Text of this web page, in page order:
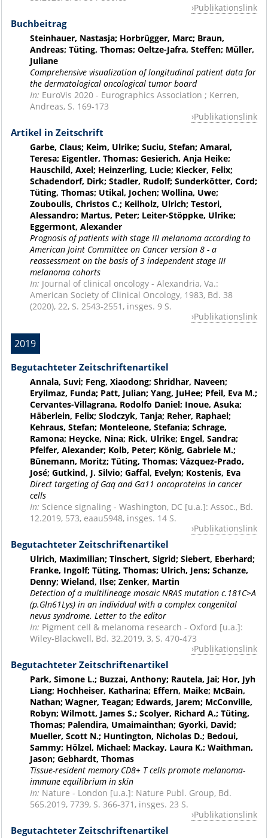
Publikationslink
Buchbeitrag
Steinhauer, Nastasja; Horbrügger, Marc; Braun,
Andreas; Tüting, Thomas; Oeltze-Jafra, Steffen; Müller,
Juliane
Comprehensive visualization of longitudinal patient data for
the dermatological oncological tumor board
In: EuroVis 2020 - Eurographics Association ; Kerren,
Andreas, S. 169-173
Publikationslink
Artikel in Zeitschrift
Garbe, Claus; Keim, Ulrike; Suciu, Stefan; Amaral,
Teresa; Eigentler, Thomas; Gesierich, Anja Heike;
Hauschild, Axel; Heinzerling, Lucie; Kiecker, Felix;
Schadendorf, Dirk; Stadler, Rudolf; Sunderkötter, Cord;
Tüting, Thomas; Utikal, Jochen; Wollina, Uwe;
Zouboulis, Christos C.; Keilholz, Ulrich; Testori,
Alessandro; Martus, Peter; Leiter-Stöppke, Ulrike;
Eggermont, Alexander
Prognosis of patients with stage III melanoma according to
American Joint Committee on Cancer version 8 - a
reassessment on the basis of 3 independent stage III
melanoma cohorts
In: Journal of clinical oncology - Alexandria, Va.:
American Society of Clinical Oncology, 1983, Bd. 38
(2020), 22, S. 2543-2551, insges. 9 S.
Publikationslink
2019
Begutachteter Zeitschriftenartikel
Annala, Suvi; Feng, Xiaodong; Shridhar, Naveen;
Eryilmaz, Funda; Patt, Julian; Yang, JuHee; Pfeil, Eva M.;
Cervantes-Villagrana, Rodolfo Daniel; Inoue, Asuka;
Häberlein, Felix; Slodczyk, Tanja; Reher, Raphael;
Kehraus, Stefan; Monteleone, Stefania; Schrage,
Ramona; Heycke, Nina; Rick, Ulrike; Engel, Sandra;
Pfeifer, Alexander; Kolb, Peter; König, Gabriele M.;
Bünemann, Moritz; Tüting, Thomas; Vázquez-Prado,
José; Gutkind, J. Silvio; Gaffal, Evelyn; Kostenis, Eva
Direct targeting of Gαq and Gα11 oncoproteins in cancer
cells
In: Science signaling - Washington, DC [u.a.]: Assoc., Bd.
12.2019, 573, eaau5948, insges. 14 S.
Publikationslink
Begutachteter Zeitschriftenartikel
Ulrich, Maximilian; Tinschert, Sigrid; Siebert, Eberhard;
Franke, Ingolf; Tüting, Thomas; Ulrich, Jens; Schanze,
Denny; Wieland, Ilse; Zenker, Martin
Detection of a multilineage mosaic NRAS mutation c.181C>A
(p.Gln61Lys) in an individual with a complex congenital
nevus syndrome. Letter to the editor
In: Pigment cell & melanoma research - Oxford [u.a.]:
Wiley-Blackwell, Bd. 32.2019, 3, S. 470-473
Publikationslink
Begutachteter Zeitschriftenartikel
Park, Simone L.; Buzzai, Anthony; Rautela, Jai; Hor, Jyh
Liang; Hochheiser, Katharina; Effern, Maike; McBain,
Nathan; Wagner, Teagan; Edwards, Jarem; McConville,
Robyn; Wilmott, James S.; Scolyer, Richard A.; Tüting,
Thomas; Palendira, Umaimainthan; Gyorki, David;
Mueller, Scott N.; Huntington, Nicholas D.; Bedoui,
Sammy; Hölzel, Michael; Mackay, Laura K.; Waithman,
Jason; Gebhardt, Thomas
Tissue-resident memory CD8+ T cells promote melanoma-
immune equilibrium in skin
In: Nature - London [u.a.]: Nature Publ. Group, Bd.
565.2019, 7739, S. 366-371, insges. 23 S.
Publikationslink
Begutachteter Zeitschriftenartikel